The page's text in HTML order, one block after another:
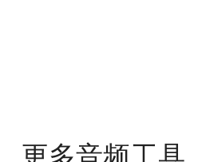
更多音频工具